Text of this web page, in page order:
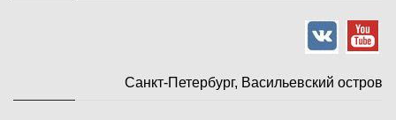
Санкт-Петербург, Васильевский остров